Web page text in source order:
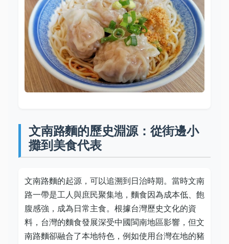
文南路麵的歷史淵源：從街邊小
攤到美食代表
文南路麵的起源，可以追溯到日治時期。當時文南
路一帶是工人與庶民聚集地，麵食因為成本低、飽
腹感強，成為日常主食。根據台灣歷史文化的資
料，台灣的麵食發展深受中國閩南地區影響，但文
南路麵卻融合了本地特色，例如使用台灣在地的豬